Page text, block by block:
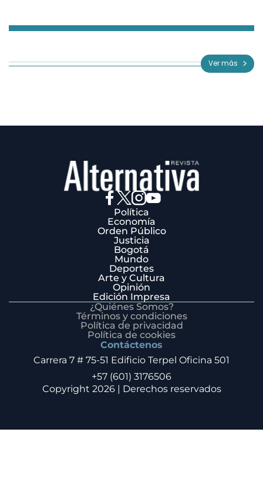
3
Ver más
Política
Economía
Orden Público
Justicia
Bogotá
Mundo
Deportes
Arte y Cultura
Opinión
Edición Impresa
¿Quiénes Somos?
Términos y condiciones
Política de privacidad
Política de cookies
Contáctenos
Carrera 7 # 75-51 Edificio Terpel Oficina 501
+57 (601) 3176506
Copyright 2026 | Derechos reservados